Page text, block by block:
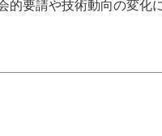
要請や技術動向の変化